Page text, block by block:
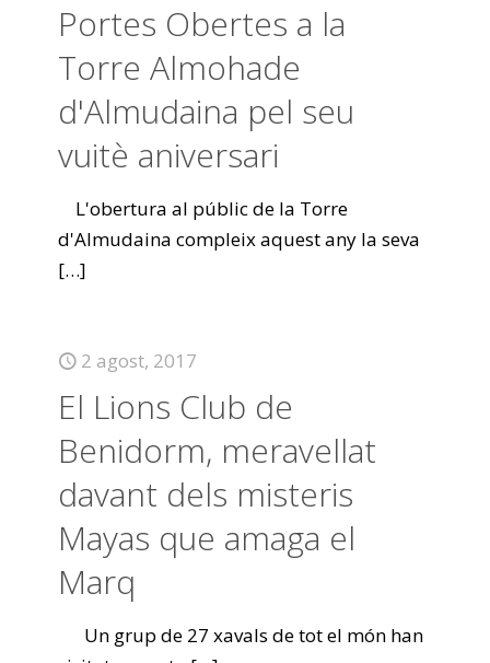
Portes Obertes a la
Torre Almohade
d'Almudaina pel seu
vuitè aniversari
L'obertura al públic de la Torre
d'Almudaina compleix aquest any la seva
[…]
2 agost, 2017
El Lions Club de
Benidorm, meravellat
davant dels misteris
Mayas que amaga el
Marq
Un grup de 27 xavals de tot el món han